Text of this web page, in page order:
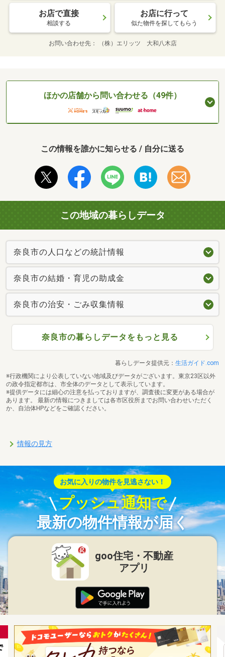
お店で直接
相談する
お店に行って
似た物件を探してもらう
お問い合わせ先 （株）エリッツ 大和八木店
ほかの店舗から問い合わせる（49件）
この情報を誰かに知らせる / 自分に送る
この地域の暮らしデータ
奈良市の人口などの統計情報
奈良市の結婚・育児の助成金
奈良市の治安・ごみ収集情報
奈良市の暮らしデータをもっと見る
暮らしデータ提供元： 生活ガイド.com
※行政機関により公表していない地域及びデータがございます。東京23区以外
の政令指定都市は、市全体のデータとして表示しています。
※提供データには細心の注意を払っておりますが、調査後に変更がある場合が
あります。 最新の情報につきましては各市区役所までお問い合わせいただく
か、自治体HPなどをご確認ください。
情報の見方
お気に入りの物件を見逃さない！
プッシュ通知で
最新の物件情報が届く
goo住宅・不動産
アプリ